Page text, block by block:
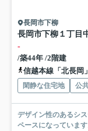
長岡市下柳
長岡市下柳１丁目
-
/築44年 /2階建
信越本線「北長岡
閑静な住宅地 公
デザイン性のあるシ
ペースになっていま